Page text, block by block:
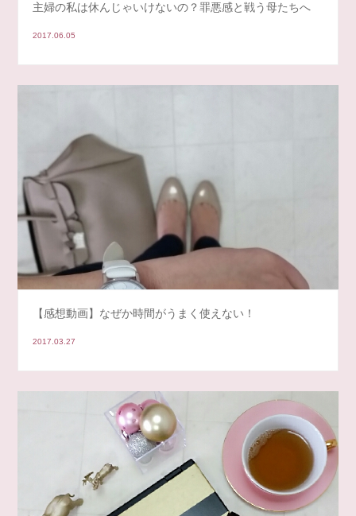
主婦の私は休んじゃいけないの？罪悪感と戦う母たちへ
2017.06.05
【感想動画】なぜか時間がうまく使えない！
2017.03.27